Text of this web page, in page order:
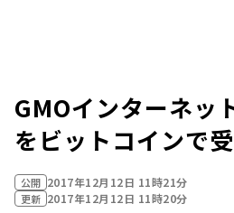
GMOインターネッ
をビットコインで
公開 2017年12月12日 11時21分
更新 2017年12月12日 11時20分